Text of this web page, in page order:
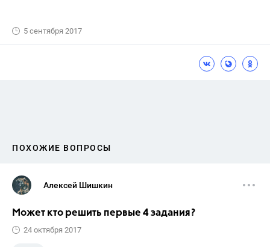
5 сентября 2017
ПОХОЖИЕ ВОПРОСЫ
Алексей Шишкин
Может кто решить первые 4 задания?
24 октября 2017